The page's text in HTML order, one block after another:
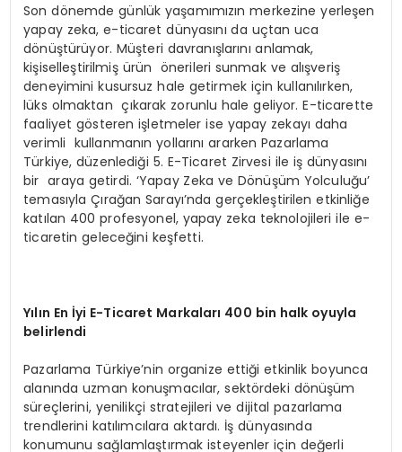
Son dönemde günlük yaşamımızın merkezine yerleşen
yapay zeka, e-ticaret dünyasını da uçtan uca
dönüştürüyor. Müşteri davranışlarını anlamak,
kişiselleştirilmiş ürün önerileri sunmak ve alışveriş
deneyimini kusursuz hale getirmek için kullanılırken,
lüks olmaktan çıkarak zorunlu hale geliyor. E-ticarette
faaliyet gösteren işletmeler ise yapay zekayı daha
verimli kullanmanın yollarını ararken Pazarlama
Türkiye, düzenlediği 5. E-Ticaret Zirvesi ile iş dünyasını
bir araya getirdi. ‘Yapay Zeka ve Dönüşüm Yolculuğu’
temasıyla Çırağan Sarayı’nda gerçekleştirilen etkinliğe
katılan 400 profesyonel, yapay zeka teknolojileri ile e-
ticaretin geleceğini keşfetti.
Yılın En İyi E-Ticaret Markaları 400 bin halk oyuyla
belirlendi
Pazarlama Türkiye’nin organize ettiği etkinlik boyunca
alanında uzman konuşmacılar, sektördeki dönüşüm
süreçlerini, yenilikçi stratejileri ve dijital pazarlama
trendlerini katılımcılara aktardı. İş dünyasında
konumunu sağlamlaştırmak isteyenler için değerli